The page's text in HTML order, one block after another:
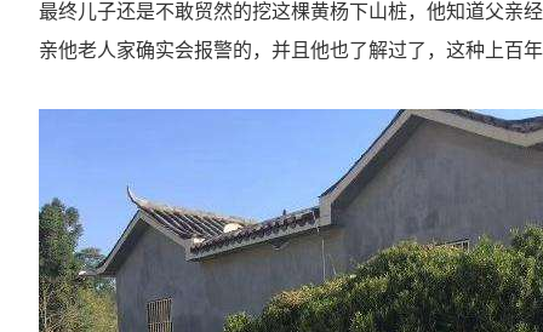
最终儿子还是不敢贸然的挖这棵黄杨下山桩，他知道父亲
亲他老人家确实会报警的，并且他也了解过了，这种上百